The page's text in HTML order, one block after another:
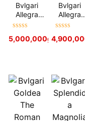
Bvlgari
Allegra
Dolce
hạng5sao
5,000,000₫
Bvlgari
Allegra
Fiori
hạng5sao